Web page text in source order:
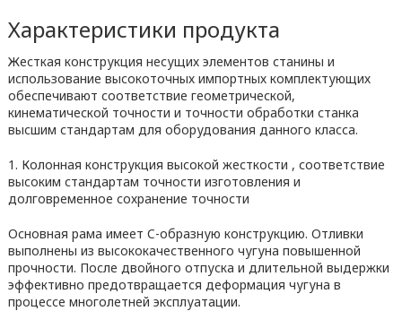
Характеристики продукта
Жесткая конструкция несущих элементов станины и
использование высокоточных импортных комплектующих
обеспечивают соответствие геометрической,
кинематической точности и точности обработки станка
высшим стандартам для оборудования данного класса.
1. Колонная конструкция высокой жесткости , соответствие
высоким стандартам точности изготовления и
долговременное сохранение точности
Основная рама имеет C-образную конструкцию. Отливки
выполнены из высококачественного чугуна повышенной
прочности. После двойного отпуска и длительной выдержки
эффективно предотвращается деформация чугуна в
процессе многолетней эксплуатации.